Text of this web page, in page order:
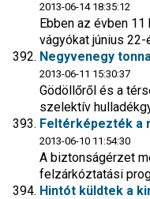
2013-06-14 18:35:12
Ebben az évben
vágyókat június 22-
Negyvenegy
2013-06-11 15:30:37
Gödöllőről és a
szelektív
Feltérképezték a
2013-06-10 11:54:30
A biztonságérzet
felzárkóztatási
Hintót küldtek a